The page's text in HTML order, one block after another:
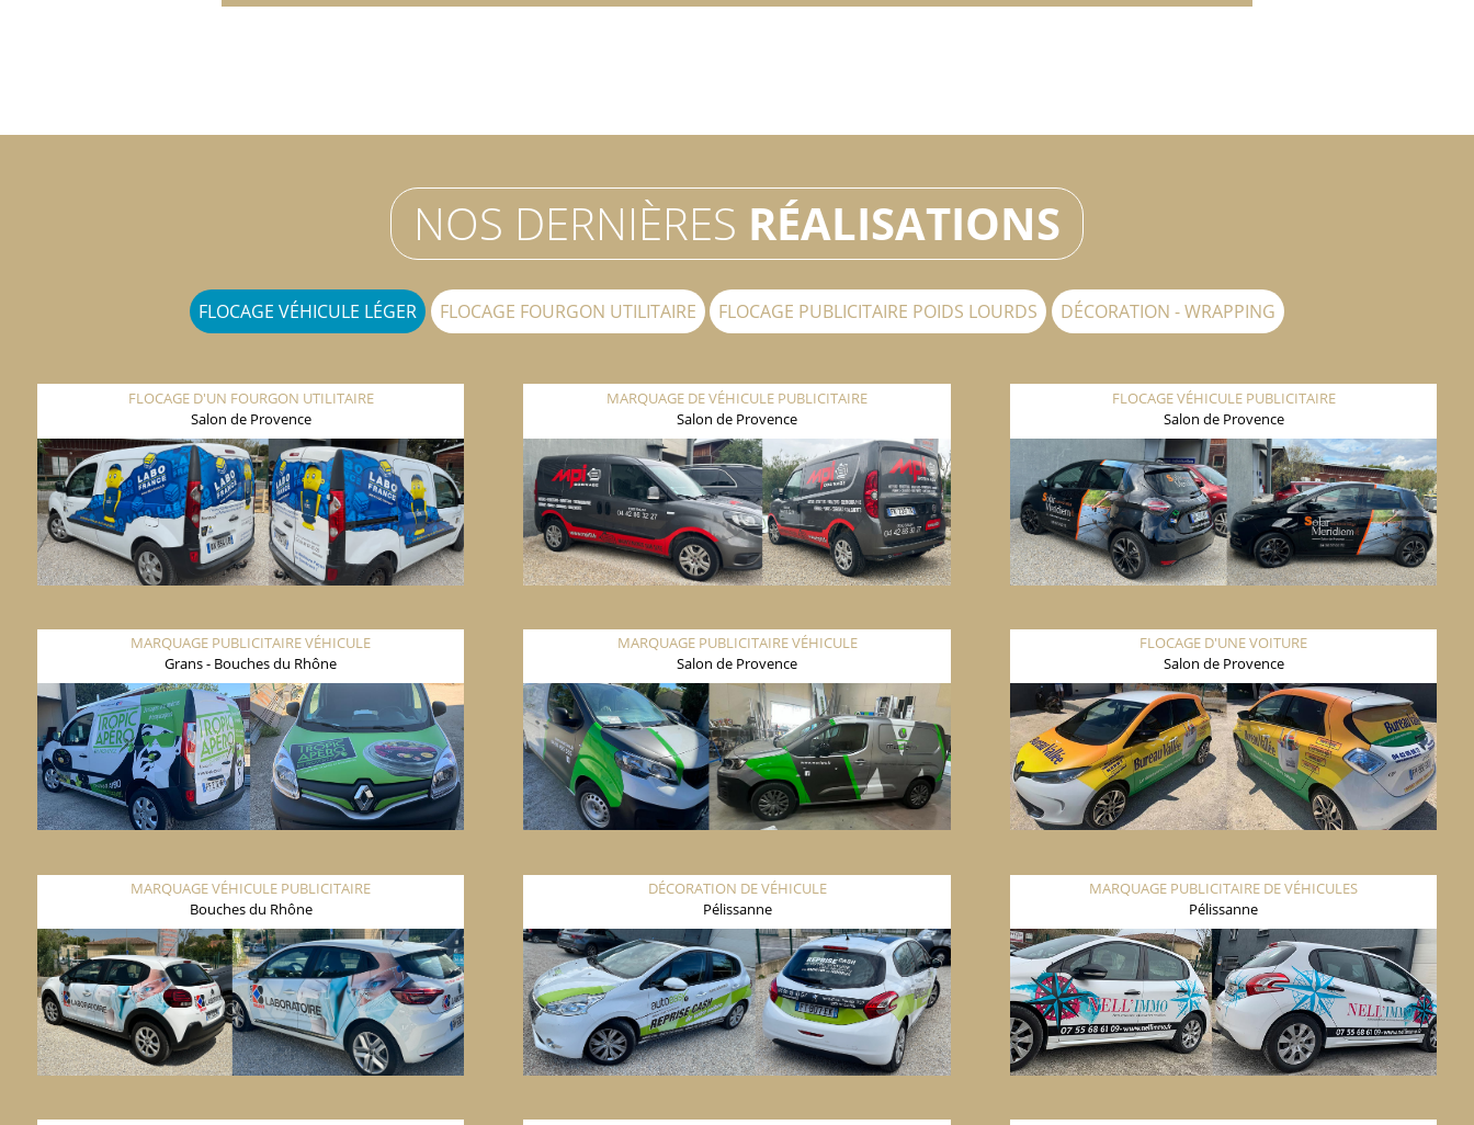
NOS DERNIÈRES RÉALISATIONS
FLOCAGE VÉHICULE LÉGER FLOCAGE FOURGON UTILITAIRE FLOCAGE PUBLICITAIRE POIDS LOURDS DÉCORATION - WRAPPING
FLOCAGE D'UN FOURGON UTILITAIRE
Salon de Provence
MARQUAGE DE VÉHICULE PUBLICITAIRE
Salon de Provence
FLOCAGE VÉHICULE PUBLICITAIRE
Salon de Provence
MARQUAGE PUBLICITAIRE VÉHICULE
Grans - Bouches du Rhône
MARQUAGE PUBLICITAIRE VÉHICULE
Salon de Provence
FLOCAGE D'UNE VOITURE
Salon de Provence
MARQUAGE VÉHICULE PUBLICITAIRE
Bouches du Rhône
DÉCORATION DE VÉHICULE
Pélissanne
MARQUAGE PUBLICITAIRE DE VÉHICULES
Pélissanne